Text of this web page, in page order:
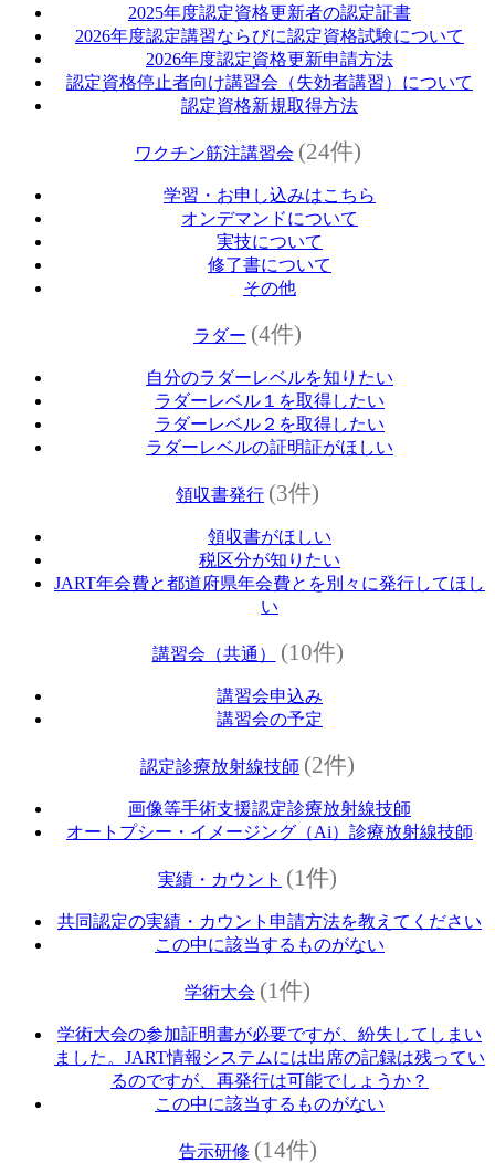
2025年度認定資格更新者の認定証書
2026年度認定講習ならびに認定資格試験について
2026年度認定資格更新申請方法
認定資格停止者向け講習会（失効者講習）について
認定資格新規取得方法
ワクチン筋注講習会 (24件)
学習・お申し込みはこちら
オンデマンドについて
実技について
修了書について
その他
ラダー (4件)
自分のラダーレベルを知りたい
ラダーレベル１を取得したい
ラダーレベル２を取得したい
ラダーレベルの証明証がほしい
領収書発行 (3件)
領収書がほしい
税区分が知りたい
JART年会費と都道府県年会費とを別々に発行してほし
い
講習会（共通） (10件)
講習会申込み
講習会の予定
認定診療放射線技師 (2件)
画像等手術支援認定診療放射線技師
オートプシー・イメージング（Ai）診療放射線技師
実績・カウント (1件)
共同認定の実績・カウント申請方法を教えてください
この中に該当するものがない
学術大会 (1件)
学術大会の参加証明書が必要ですが、紛失してしまい
ました。JART情報システムには出席の記録は残ってい
るのですが、再発行は可能でしょうか？
この中に該当するものがない
告示研修 (14件)